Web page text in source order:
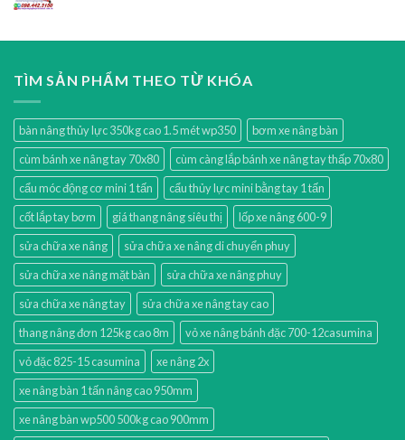
TÌM SẢN PHẨM THEO TỪ KHÓA
bàn nâng thủy lực 350kg cao 1.5 mét wp350
bơm xe nâng bàn
cùm bánh xe nâng tay 70x80
cùm càng lắp bánh xe nâng tay thấp 70x80
cẩu móc động cơ mini 1 tấn
cẩu thủy lực mini bằng tay 1 tấn
cốt lắp tay bơm
giá thang nâng siêu thị
lốp xe nâng 600-9
sửa chữa xe nâng
sửa chữa xe nâng di chuyển phuy
sửa chữa xe nâng mặt bàn
sửa chữa xe nâng phuy
sửa chữa xe nâng tay
sửa chữa xe nâng tay cao
thang nâng đơn 125kg cao 8m
vỏ xe nâng bánh đặc 700-12casumina
vỏ đặc 825-15 casumina
xe nâng 2x
xe nâng bàn 1 tấn nâng cao 950mm
xe nâng bàn wp500 500kg cao 900mm